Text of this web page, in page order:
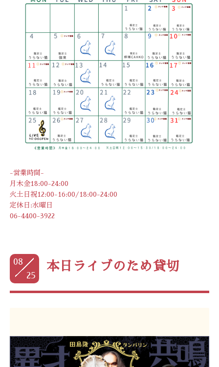
-営業時間-
月木金18:00-24:00
火土日祝12:00-16:00/18:00-24:00
定休日:水曜日
06-4400-3922
08
25
本日ライブのため貸切